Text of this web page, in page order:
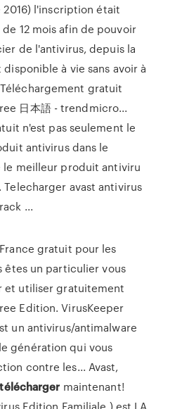
2016) l'inscription était
12 mois afin de pouvoir
de l'antivirus, depuis la
à vie sans avoir à
gratuit
日本語 - trendmicro...
n'est pas seulement le
antivirus dans le
meilleur produit antiviru
avast antivirus
...
gratuit pour les
êtes un particulier vous
et utiliser gratuitement
Edition. VirusKeeper
un antivirus/antimalware
génération qui vous
contre les... Avast,
télécharger maintenant!
Edition Familiale ) est LA